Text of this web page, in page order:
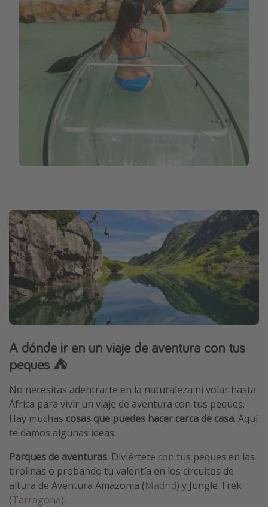
A dónde ir en un viaje de aventura con tus
peques ⛺
No necesitas adentrarte en la naturaleza ni volar hasta
África para vivir un viaje de aventura con tus peques.
Hay muchas cosas que puedes hacer cerca de casa. Aquí
te damos algunas ideas:
Parques de aventuras. Diviértete con tus peques en las
tirolinas o probando tu valentía en los circuitos de
altura de Aventura Amazonia (Madrid) y Jungle Trek
(Tarragona).